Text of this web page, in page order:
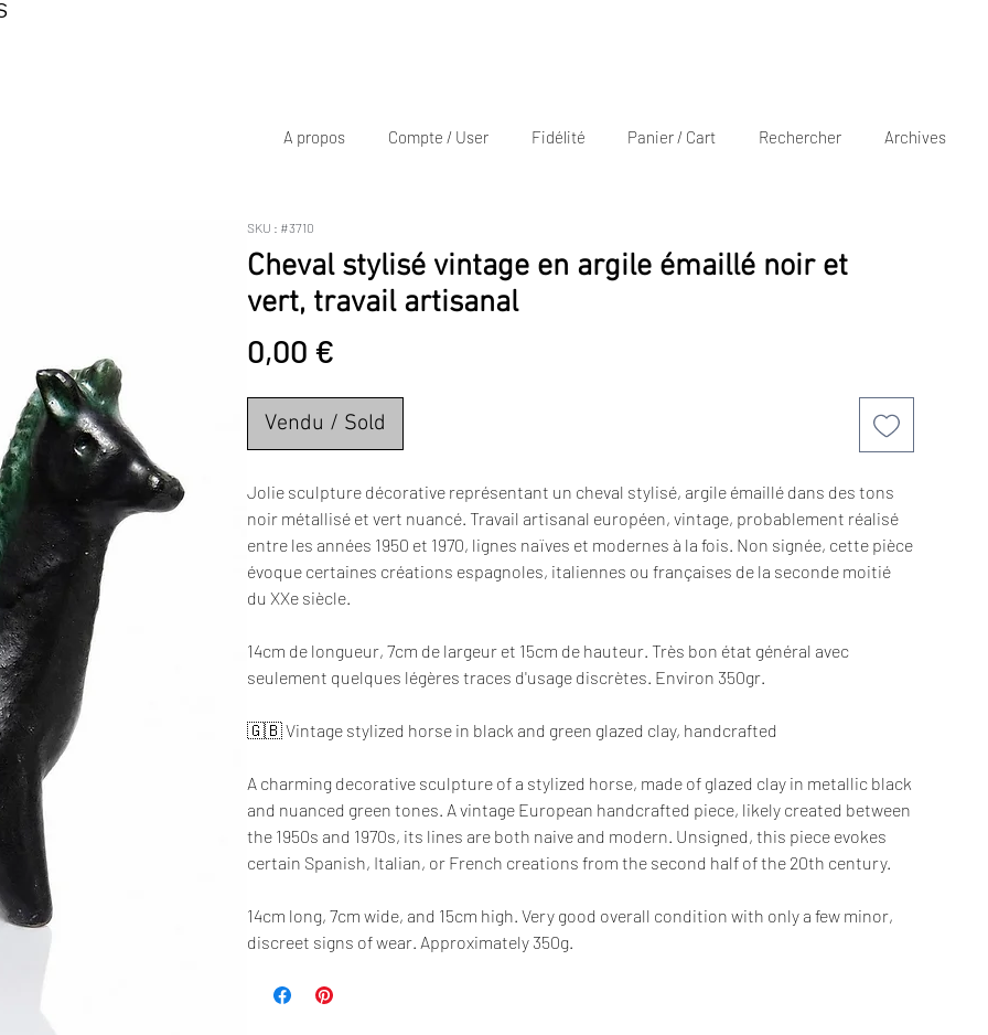
A propos Compte / User Fidélité Panier / Cart Rechercher Archives
SKU : #3710
Cheval stylisé vintage en argile émaillé noir et
vert, travail artisanal
0,00 €
Vendu / Sold
Jolie sculpture décorative représentant un cheval stylisé, argile émaillé dans des tons
noir métallisé et vert nuancé. Travail artisanal européen, vintage, probablement réalisé
entre les années 1950 et 1970, lignes naïves et modernes à la fois. Non signée, cette pièce
évoque certaines créations espagnoles, italiennes ou françaises de la seconde moitié
du XXe siècle.
14cm de longueur, 7cm de largeur et 15cm de hauteur. Très bon état général avec
seulement quelques légères traces d'usage discrètes. Environ 350gr.
🇬🇧 Vintage stylized horse in black and green glazed clay, handcrafted
A charming decorative sculpture of a stylized horse, made of glazed clay in metallic black
and nuanced green tones. A vintage European handcrafted piece, likely created between
the 1950s and 1970s, its lines are both naive and modern. Unsigned, this piece evokes
certain Spanish, Italian, or French creations from the second half of the 20th century.
14cm long, 7cm wide, and 15cm high. Very good overall condition with only a few minor,
discreet signs of wear. Approximately 350g.